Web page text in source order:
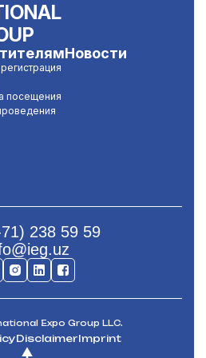
посещения
Новости
238 59 59
Expo Group LLC.
DisclaimerImprint